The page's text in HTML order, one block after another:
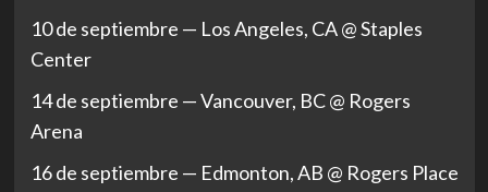
10 de septiembre — Los Angeles, CA @ Staples
Center
14 de septiembre — Vancouver, BC @ Rogers
Arena
16 de septiembre — Edmonton, AB @ Rogers Place